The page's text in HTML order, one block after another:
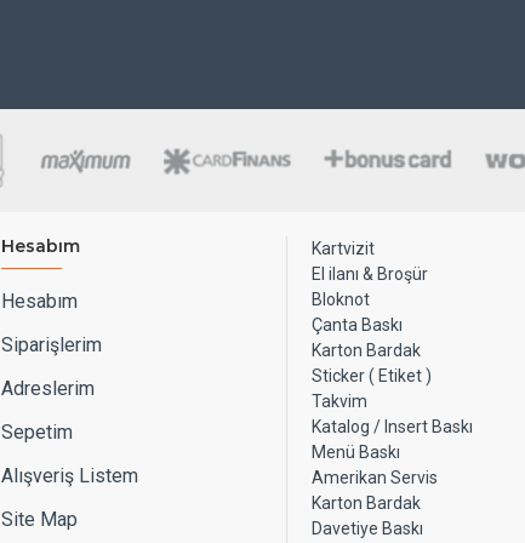
Hesabım
Hesabım
Siparişlerim
Adreslerim
Sepetim
Alışveriş Listem
Site Map
Kartvizit
El ilanı & Broşür
Bloknot
Çanta Baskı
Karton Bardak
Sticker ( Etiket )
Takvim
Katalog / Insert Baskı
Menü Baskı
Amerikan Servis
Karton Bardak
Davetiye Baskı